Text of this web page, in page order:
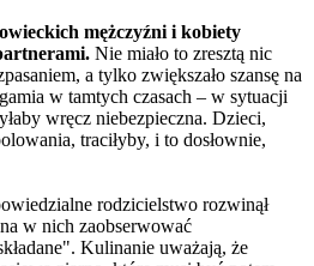
mężczyźni i kobiety
Nie miało to zresztą nic
a tylko zwiększało szansę na
w tamtych czasach – w sytuacji
wręcz niebezpieczna. Dzieci,
traciłyby, i to dosłownie,
rodzicielstwo rozwinął
w nich zaobserwować
Kulinanie uważają, że